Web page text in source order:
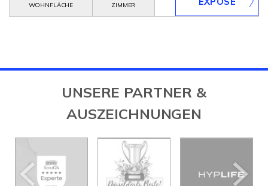
WOHNFLÄCHE
ZIMMER
UNSERE PARTNER &
AUSZEICHNUNGEN